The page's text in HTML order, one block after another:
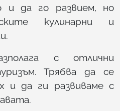
и да го развием, но
кулинарни и
с отлични
Трябва да се
и да ги развиваме с